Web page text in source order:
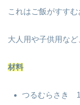
これはご飯がすすむ
大人用や子供用など
材料
つるむらさき